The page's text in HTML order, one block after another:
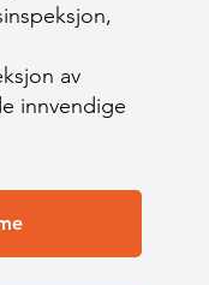
av
innvendige